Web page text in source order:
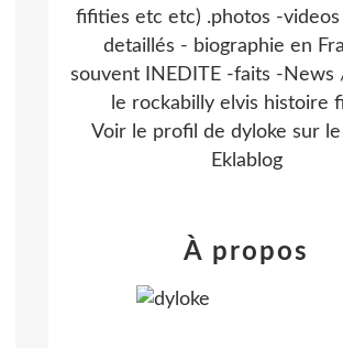
fifities etc etc) .photos -
detaillés - biographie en
souvent INEDITE -faits -
le rockabilly elvis histoire
Voir le profil de dyloke sur
Eklablog
À propos